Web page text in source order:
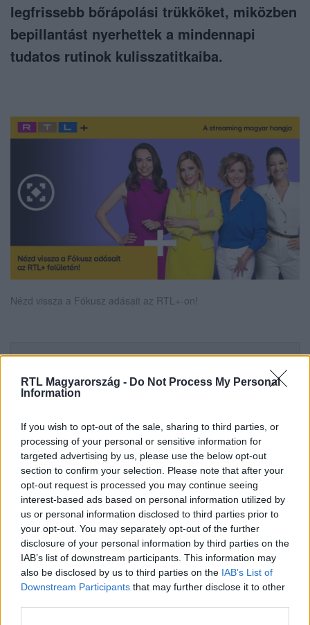
RTL Magyarország - Do Not Process My Personal
Information
If you wish to opt-out of the sale, sharing to third parties, or
processing of your personal or sensitive information for
targeted advertising by us, please use the below opt-out
section to confirm your selection. Please note that after your
opt-out request is processed you may continue seeing
interest-based ads based on personal information utilized by
us or personal information disclosed to third parties prior to
your opt-out. You may separately opt-out of the further
disclosure of your personal information by third parties on the
IAB’s list of downstream participants. This information may
also be disclosed by us to third parties on the IAB’s List of
Downstream Participants that may further disclose it to other
legfrissebb bőrápolási trükköket, miközben
bepillantást nyerhettek a mindennapi
tudatos rutinok kulisszatitkaiba.
Nézd vissza a Fókusz adásait az RTL+-on!
Itt állítsd be, hogy az RTL.hu az elsők között
Kövess minket, és értesülj a friss hírekről a
Facebookon is!
Követem